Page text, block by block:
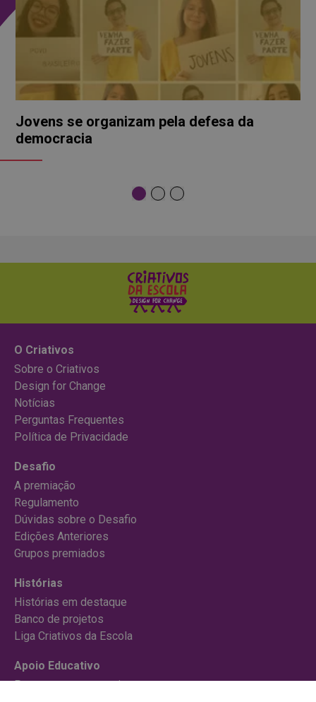
Jovens se organizam pela defesa da
democracia
O Criativos
Sobre o Criativos
Design for Change
Notícias
Perguntas Frequentes
Política de Privacidade
Desafio
A premiação
Regulamento
Dúvidas sobre o Desafio
Edições Anteriores
Grupos premiados
Histórias
Histórias em destaque
Banco de projetos
Liga Criativos da Escola
Apoio Educativo
Para começar um projeto